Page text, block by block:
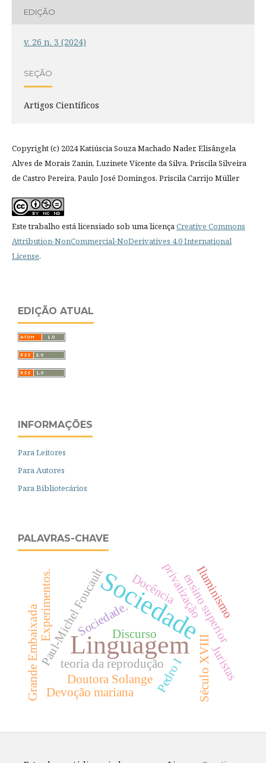
EDIÇÃO
v. 26 n. 3 (2024)
SEÇÃO
Artigos Científicos
Copyright (c) 2024 Katiúscia Souza Machado Nader, Elisângela
Alves de Morais Zanin, Luzinete Vicente da Silva, Priscila Silveira
de Castro Pereira, Paulo José Domingos, Priscila Carrijo Müller
Este trabalho está licensiado sob uma licençaCreative Commons
Attribution-NonCommercial-NoDerivatives 4.0 International
License.
EDIÇÃO ATUAL
INFORMAÇÕES
Para Leitores
Para Autores
Para Bibliotecários
PALAVRAS-CHAVE
Sociedade
Linguagem
Paul-Michel Foucault Discurso
privatização
teoria da reprodução
ensino superior
Docência
Século XVIII
Pedro I
Iluminismo
Grande Embaixada Doutora Solange
Experimentos. Sociedade.
Juristas
Devoção mariana